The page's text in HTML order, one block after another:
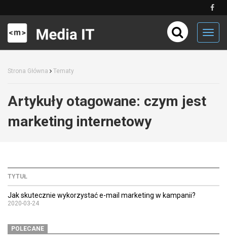
Strona Główna Tematy
Artykuły otagowane: czym jest
marketing internetowy
TYTUŁ
Jak skutecznie wykorzystać e-mail marketing w kampanii?
2020-03-24
POLECANE